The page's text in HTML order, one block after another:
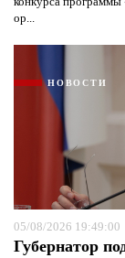
ор...
НОВОСТИ
05/08/2026 19:49:00
Губернатор